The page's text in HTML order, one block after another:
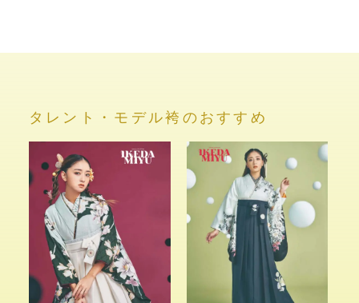
タレント・モデル袴のおすすめ